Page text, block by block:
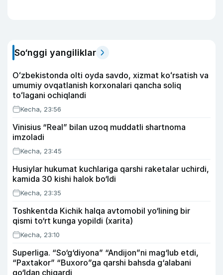
So‘nggi yangiliklar
Oʻzbekistonda olti oyda savdo, xizmat koʻrsatish va
umumiy ovqatlanish korxonalari qancha soliq
toʻlagani ochiqlandi
Kecha, 23:56
Vinisius “Real” bilan uzoq muddatli shartnoma
imzoladi
Kecha, 23:45
Husiylar hukumat kuchlariga qarshi raketalar uchirdi,
kamida 30 kishi halok bo‘ldi
Kecha, 23:35
Toshkentda Kichik halqa avtomobil yo‘lining bir
qismi to‘rt kunga yopildi (xarita)
Kecha, 23:10
Superliga. “So‘g‘diyona” “Andijon”ni mag‘lub etdi,
“Paxtakor” “Buxoro”ga qarshi bahsda g‘alabani
qo‘ldan chiqardi